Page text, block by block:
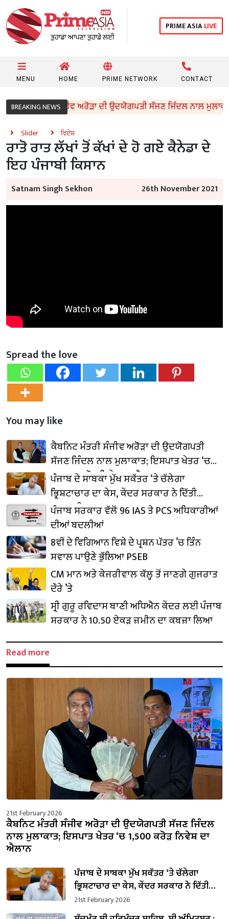
PRIME ASIALIVE
MENU HOME PRIME NETWORK CONTACT
BREAKING NEWS
ਮੰਤਰੀ ਸੰਜੀਵ ਅਰੋੜਾ ਦੀ ਉਦਯੋਗਪਤੀ ਸੱਜਣ ਜਿੰਦਲ ਨਾਲ ਮੁਲਾਕਾਤ;
Slider ਵਿਦੇਸ਼
ਰਾਤੋ ਰਾਤ ਲੱਖਾਂ ਤੋਂ ਕੱਖਾਂ ਦੇ ਹੋ ਗਏ ਕੈਨੇਡਾ ਦੇ
ਇਹ ਪੰਜਾਬੀ ਕਿਸਾਨ
Satnam Singh Sekhon 26th November 2021
Spread the love
You may like
ਕੈਬਨਿਟ ਮੰਤਰੀ ਸੰਜੀਵ ਅਰੋੜਾ ਦੀ ਉਦਯੋਗਪਤੀ
ਸੱਜਣ ਜਿੰਦਲ ਨਾਲ ਮੁਲਾਕਾਤ; ਇਸਪਾਤ ਖੇਤਰ ‘ਚ
₹1,500 ਕਰੋੜ ਨਿਵੇਸ਼ ਦਾ ਐਲਾਨ
ਪੰਜਾਬ ਦੇ ਸਾਬਕਾ ਮੁੱਖ ਸਕੱਤਰ ‘ਤੇ ਚੱਲੇਗਾ
ਭ੍ਰਿਸ਼ਟਾਚਾਰ ਦਾ ਕੇਸ, ਕੇਂਦਰ ਸਰਕਾਰ ਨੇ ਦਿੱਤੀ
ਪ੍ਰਵਾਨਗੀ
ਪੰਜਾਬ ਸਰਕਾਰ ਵੱਲੋਂ 96 IAS ਤੇ PCS ਅਧਿਕਾਰੀਆਂ
ਦੀਆਂ ਬਦਲੀਆਂ
8ਵੀਂ ਦੇ ਵਿਗਿਆਨ ਵਿਸ਼ੇ ਦੇ ਪ੍ਰਸ਼ਨ ਪੱਤਰ ’ਚ ਤਿੰਨ
ਸਵਾਲ ਪਾਉਣੇ ਭੁੱਲਿਆ PSEB
CM ਮਾਨ ਅਤੇ ਕੇਜਰੀਵਾਲ ਕੱਲ੍ਹ ਤੋਂ ਜਾਣਗੇ ਗੁਜਰਾਤ
ਦੌਰੇ ’ਤੇ
ਸ੍ਰੀ ਗੁਰੂ ਰਵਿਦਾਸ ਬਾਣੀ ਅਧਿਐਨ ਕੇਂਦਰ ਲਈ ਪੰਜਾਬ
ਸਰਕਾਰ ਨੇ 10.50 ਏਕੜ ਜ਼ਮੀਨ ਦਾ ਕਬਜ਼ਾ ਲਿਆ
Read more
21st February 2026
ਕੈਬਨਿਟ ਮੰਤਰੀ ਸੰਜੀਵ ਅਰੋੜਾ ਦੀ ਉਦਯੋਗਪਤੀ ਸੱਜਣ ਜਿੰਦਲ
ਨਾਲ ਮੁਲਾਕਾਤ; ਇਸਪਾਤ ਖੇਤਰ ‘ਚ ₹1,500 ਕਰੋੜ ਨਿਵੇਸ਼ ਦਾ
ਐਲਾਨ
ਪੰਜਾਬ ਦੇ ਸਾਬਕਾ ਮੁੱਖ ਸਕੱਤਰ ‘ਤੇ ਚੱਲੇਗਾ
ਭ੍ਰਿਸ਼ਟਾਚਾਰ ਦਾ ਕੇਸ, ਕੇਂਦਰ ਸਰਕਾਰ ਨੇ ਦਿੱਤੀ
ਪ੍ਰਵਾਨਗੀ
21st February 2026